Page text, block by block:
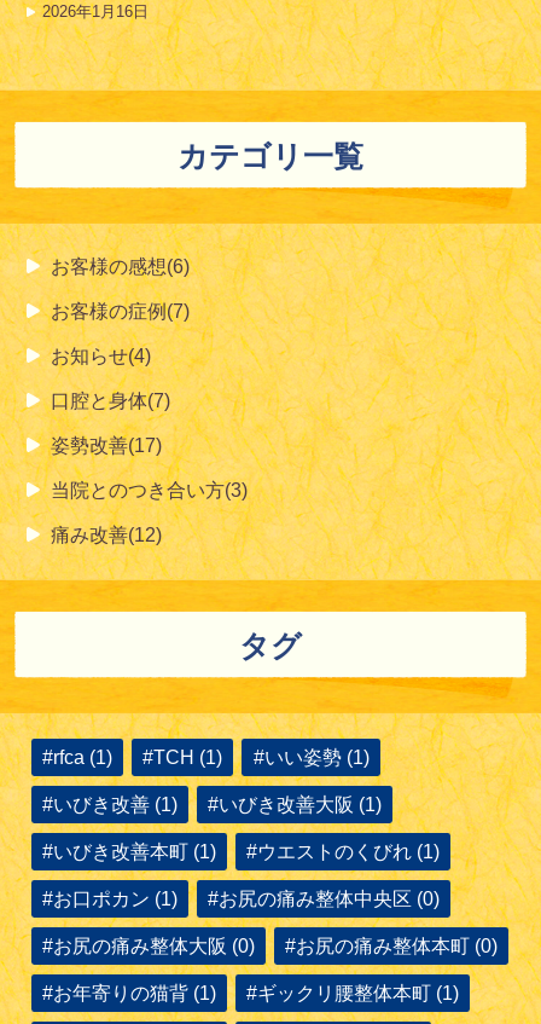
2026年1月16日
カテゴリ一覧
お客様の感想(6)
お客様の症例(7)
お知らせ(4)
口腔と身体(7)
姿勢改善(17)
当院とのつき合い方(3)
痛み改善(12)
タグ
#rfca (1) #TCH (1) #いい姿勢 (1)
#いびき改善 (1) #いびき改善大阪 (1)
#いびき改善本町 (1) #ウエストのくびれ (1)
#お口ポカン (1) #お尻の痛み整体中央区 (0)
#お尻の痛み整体大阪 (0) #お尻の痛み整体本町 (0)
#お年寄りの猫背 (1) #ギックリ腰整体本町 (1)